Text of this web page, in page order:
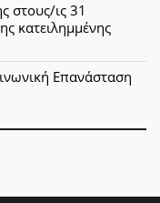
στους/ις 31
κατειλημμένης
Επανάσταση